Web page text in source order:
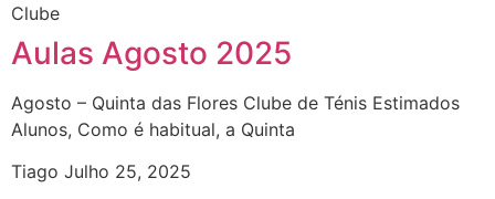
Clube
Aulas Agosto 2025
Agosto – Quinta das Flores Clube de Ténis Estimados
Alunos, Como é habitual, a Quinta
Tiago Julho 25, 2025